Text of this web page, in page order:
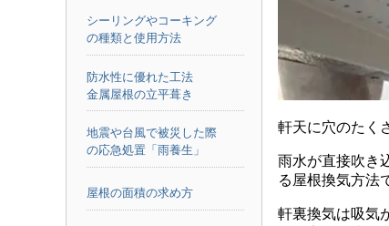
シーリングやコーキング
の種類と使用方法
防水性に優れた工法
金属屋根の立平葺き
地震や台風で被災した際
の応急処置「雨養生」
屋根の面積の求め方
軒天に穴のたく
雨水が直接吹き
る屋根換気方法
軒裏換気は吸気